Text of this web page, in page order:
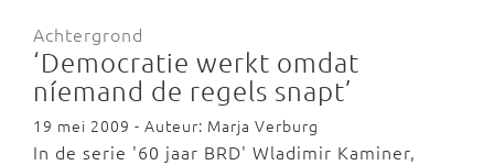
Achtergrond
‘Democratie werkt omdat
níemand de regels snapt’
19 mei 2009 - Auteur: Marja Verburg
In de serie '60 jaar BRD' Wladimir Kaminer,